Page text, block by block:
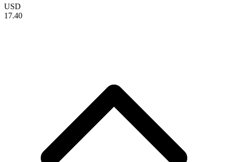
USD
17.40